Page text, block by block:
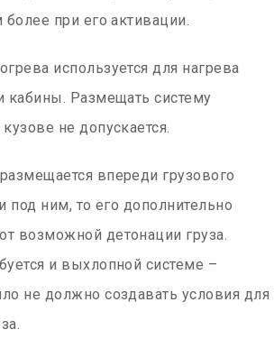
более при его активации.
используется для нагрева
кабины. Размещать систему
не допускается.
впереди грузового
под ним, то его дополнительно
возможной детонации груза.
и выхлопной системе –
не должно создавать условия для